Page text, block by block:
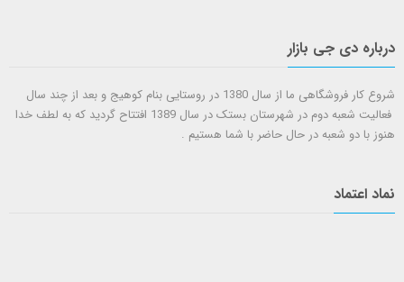
درباره دی جی بازار
شروع کار فروشگاهی ما از سال 1380 در روستایی بنام کوهیج و بعد از چند سال
فعالیت شعبه دوم در شهرستان بستک در سال 1389 افتتاح گردید که به لطف خدا
هنوز با دو شعبه در حال حاضر با شما هستيم .
نماد اعتماد